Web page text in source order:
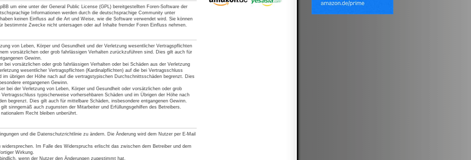
um eine unter der General Public License (GPL) bereitgestellten Foren-Software der
Informationen werden durch die deutschsprachige Community unter
keinen Einfluss auf die Art und Weise, wie die Software verwendet wird. Sie können
bestimmte Zwecke nicht untersagen oder auf Inhalte fremder Foren Einfluss nehmen.
von Leben, Körper und Gesundheit und der Verletzung wesentlicher Vertragspflichten
vorsätzlichen oder grob fahrlässigen Verhalten zurückzuführen sind. Dies gilt auch für
Gewinn.
bei vorsätzlichen oder grob fahrlässigen Verhalten oder bei Schäden aus der Verletzung
wesentlicher Vertragspflichten (Kardinalpflichten) auf die bei Vertragsschluss
im übrigen der Höhe nach auf die vertragstypischen Durchschnittsschäden begrenzt. Dies
entgangenen Gewinn.
bei der Verletzung von Leben, Körper und Gesundheit oder vorsätzlichen oder grob
typischerweise vorhersehbaren Schäden und im Übrigen der Höhe nach
begrenzt. Dies gilt auch für mittelbare Schäden, insbesondere entgangenen Gewinn.
sinngemäß auch zugunsten der Mitarbeiter und Erfüllungsgehilfen des Betreibers.
Recht bleiben unberührt.
und die Datenschutzrichtlinie zu ändern. Die Änderung wird dem Nutzer per E-Mail
Im Falle des Widerspruchs erlischt das zwischen dem Betreiber und dem
Wirkung.
wenn der Nutzer den Änderungen zugestimmt hat.